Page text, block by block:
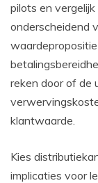
pilots en
onderscheidend
reken door of de
klantwaarde.
Kies
implicaties voor